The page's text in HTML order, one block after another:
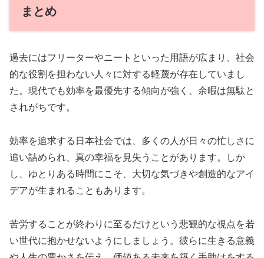
まとめ
過去にはフリーターやニートといった用語が広まり、社会
的な役割を担わない人々に対する軽蔑が存在していまし
た。現代でも効率を最優先する傾向が強く、余暇は無駄と
されがちです。
効率を追求する日本社会では、多くの人が日々の忙しさに
追い詰められ、真の幸福を見失うことがあります。しか
し、ゆとりある時間にこそ、大切な気づきや創造的なアイ
デアが生まれることもあります。
苦労することが終わりに至るだけという悲観的な視点を若
い世代に抱かせないようにしましょう。彼らに生きる意義